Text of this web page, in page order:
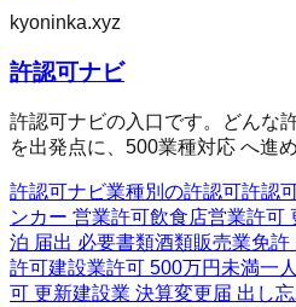
kyoninka.xyz
許認可ナビ
許認可ナビの入口です。どんな
を出発点に、500業種対応 へ進
許認可ナビ業種別の許認可許認
ンカー 営業許可飲食店営業許可
泊 届出 必要書類酒類販売業免許
許可建設業許可 500万円未満一
可 更新建設業 決算変更届 出し